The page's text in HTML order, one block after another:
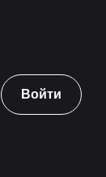
Войти